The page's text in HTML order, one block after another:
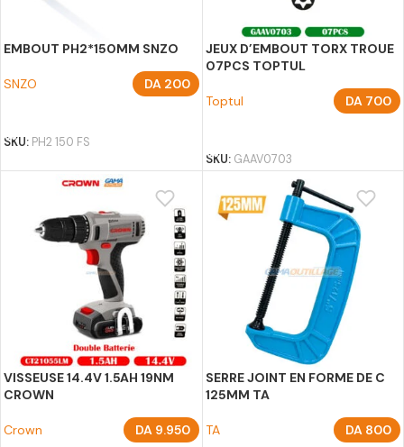
EMBOUT PH2*150MM SNZO
SNZO DA200
SKU: PH2 150 FS
JEUX D’EMBOUT TORX TROUE
07PCS TOPTUL
Toptul DA 700
SKU: GAAV0703
VISSEUSE 14.4V 1.5AH 19NM
CROWN
Crown DA9.950
SERRE JOINT EN FORME DE C
125MM TA
TA DA 800